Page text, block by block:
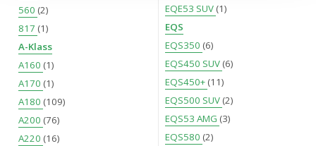
information om din användning av webbplatsen med våra
partners. För att ändra vilka typer av cookies vi använder
klickar du på Anpassa. Du kan alltid ändra dina
inställningar för cookies.
560 (2)
817 (1)
A-Klass
A160 (1)
A170 (1)
A180 (109)
A200 (76)
A220 (16)
EQE53 SUV (1)
EQS
EQS350 (6)
EQS450 SUV (6)
EQS450+ (11)
EQS500 SUV (2)
EQS53 AMG (3)
EQS580 (2)